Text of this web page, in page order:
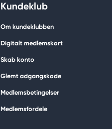
Kundeklub
Om kundeklubben
Digitalt medlemskort
Skab konto
Glemt adgangskode
Medlemsbetingelser
Medlemsfordele